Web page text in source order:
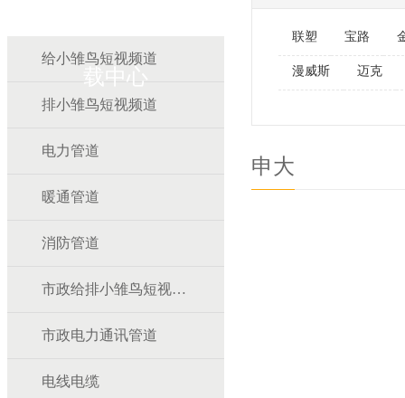
载中心
给小雏鸟短视频道
排小雏鸟短视频道
电力管道
暖通管道
消防管道
市政给排小雏鸟短视频道
市政电力通讯管道
电线电缆
联塑 宝路
漫威斯 迈克
申大